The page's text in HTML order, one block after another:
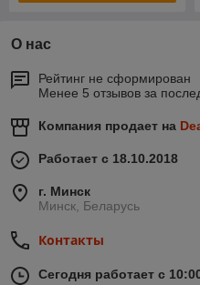
О нас
Рейтинг не сформирован
Менее 5 отзывов за
Компания продает на
Работает с 18.10.2018
г. Минск
Минск, Беларусь
Контакты
Сегодня работает с